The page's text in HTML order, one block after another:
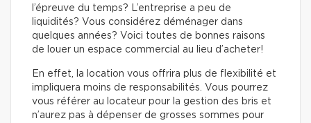
l’épreuve du temps? L’entreprise a peu de
liquidités? Vous considérez déménager dans
quelques années? Voici toutes de bonnes raisons
de louer un espace commercial au lieu d’acheter!
En effet, la location vous offrira plus de flexibilité et
impliquera moins de responsabilités. Vous pourrez
vous référer au locateur pour la gestion des bris et
n’aurez pas à dépenser de grosses sommes pour